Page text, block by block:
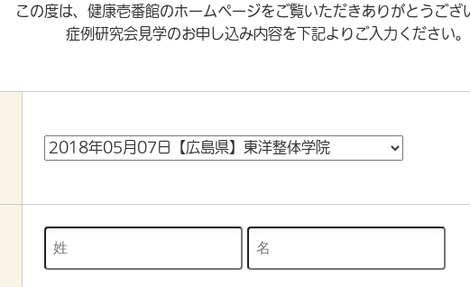
この度は、健康壱番館のホームページをご覧いただきありがとうござ
症例研究会見学のお申し込み内容を下記よりご入力ください。